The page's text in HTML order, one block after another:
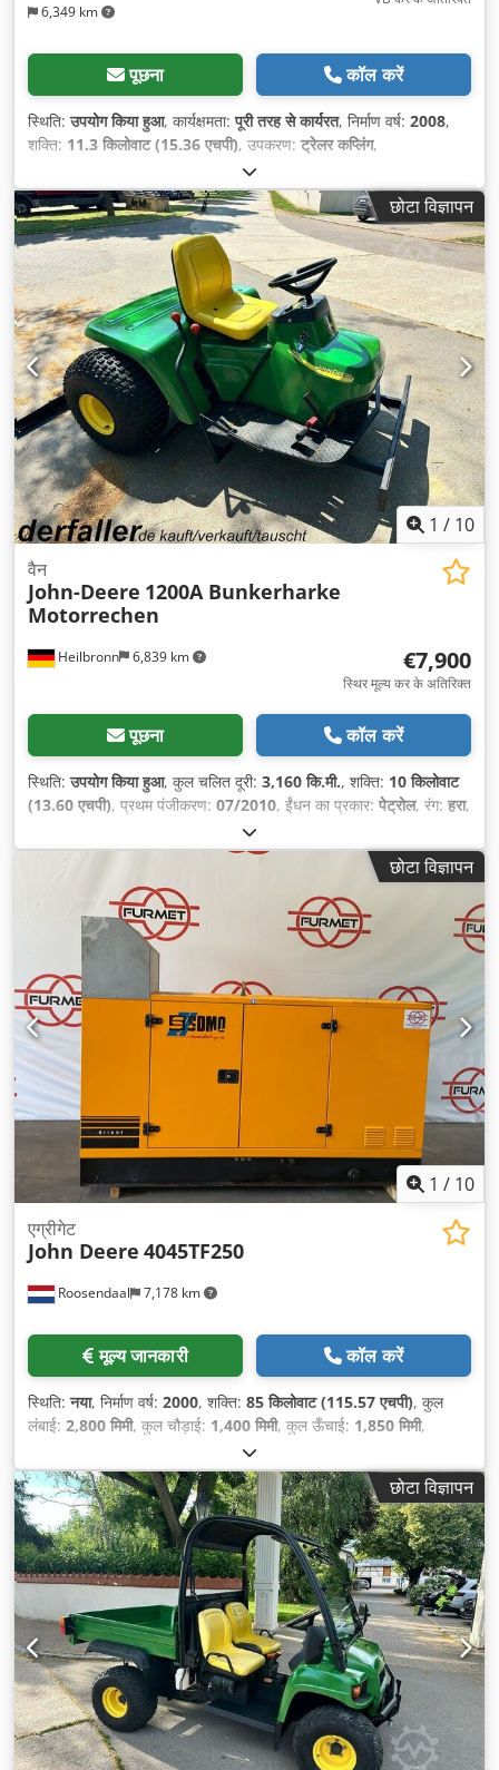
6,349 km
पूछना कॉल करें
स्थिति:उपयोग किया हुआ, कार्यक्षमता:पूरी तरह से कार्यरत, निर्माण वर्ष: 2008,
शक्ति: 11.3 किलोवाट (15.36 एचपी), उपकरण: ट्रेलर कप्लिंग,
छोटा विज्ञापन
1 / 10
Heilbronn 6,839 km
वैन
John-Deere 1200A Bunkerharke
Motorrechen
€7,900
स्थिर मूल्य कर के अतिरिक्त
पूछना कॉल करें
स्थिति:उपयोग किया हुआ, कुल चलित दूरी: 3,160 कि.मी., शक्ति: 10 किलोवाट
(13.60 एचपी), प्रथम पंजीकरण: 07/2010, ईंधन का प्रकार: पेट्रोल, रंग: हरा,
अन्य, सीटों की संख्या:
3,160 h,
छोटा विज्ञापन
1 / 10
Roosendaal 7,178 km
एग्रीगेट
John Deere 4045TF250
मूल्य जानकारी कॉल करें
स्थिति:नया, निर्माण वर्ष: 2000, शक्ति: 85 किलोवाट (115.57 एचपी), कुल
लंबाई: 2,800 मिमी, कुल चौड़ाई: 1,400 मिमी, कुल ऊँचाई: 1,850 मिमी,
छोटा विज्ञापन